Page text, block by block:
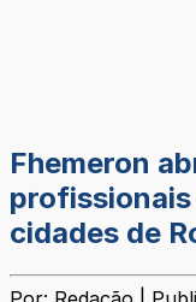
Fhemeron
profissionais
cidades de